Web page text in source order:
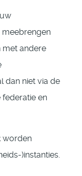
meebrengen
met andere
dan niet via de
federatie en
worden
)instanties.